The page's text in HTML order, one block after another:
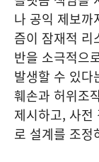
나 공익 제보까
즘이 잠재적 리
반을 소극적으
발생할 수 있다
훼손과 허위조
제시하고, 사전
로 설계를 조정